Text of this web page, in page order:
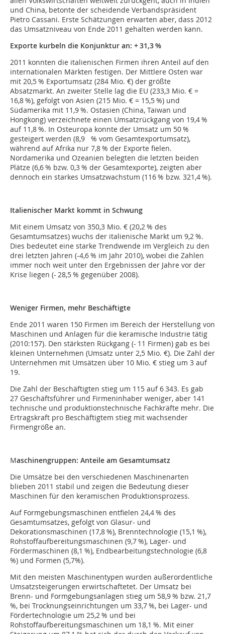
und China, betonte der scheidende Verbandspräsident
Pietro Cassani. Erste Schätzungen erwarten aber, dass 2012
das Umsatzniveau von Ende 2011 gehalten werden kann.
Exporte kurbeln die Konjunktur an: + 31,3 %
2011 konnten die italienischen Firmen ihren Anteil auf den
internationalen Märkten festigen. Der Mittlere Osten war
mit 20,5 % Exportumsatz (284 Mio. €) der größte
Absatzmarkt. An zweiter Stelle lag die EU (233,3 Mio. € =
16,8 %), gefolgt von Asien (215 Mio. € = 15,5 %) und
Südamerika mit 11,9 %. ­Ostasien (­China, Taiwan und
Hongkong) verzeichnete einen Umsatzrückgang von 19,4 %
auf 11,8 %. In Osteuropa konnte der Umsatz um 50 %
gesteigert werden (8,9 % vom Gesamtexportumsatz),
während auf Afrika nur 7,8 % der Exporte fielen.
Nordamerika und Ozeanien belegten die letzten beiden
Plätze (6,6 % bzw. 0,3 % der Gesamtexporte), zeigten aber
dennoch ein starkes Umsatzwachstum (116 % bzw. 321,4 %).
Italienischer Markt kommt in Schwung
Mit einem Umsatz von 350,3 Mio. € (20,2 % des
Gesamtumsatzes) wuchs der italienische Markt um 9,2 %.
Dies bedeutet eine starke Trendwende im Vergleich zu den
drei letzten Jahren (-4,6 % im Jahr 2010), wobei die Zahlen
immer noch weit unter den Ergebnissen der Jahre vor der
Krise liegen (- 28,5 % gegenüber 2008).
Weniger Firmen, mehr Beschäftigte
Ende 2011 waren 150 Firmen im Bereich der Herstellung von
Maschinen und Anlagen für die keramische Industrie tätig
(2010:157). Den stärksten Rückgang (- 11 Firmen) gab es bei
kleinen Unternehmen (Umsatz unter 2,5 Mio. €). Die Zahl der
Unternehmen mit Umsätzen über 10 Mio. € stieg um 3 auf
19.
Die Zahl der Beschäftigten stieg um 115 auf 6 343. Es gab
27 Geschäftsführer und Firmeninhaber weniger, aber 141
technische und produktionstechnische Fachkräfte mehr. Die
Ertragskraft pro Beschäftigtem stieg mit wachsender
Firmengröße an.
Maschinengruppen: ­Anteile am Gesamtumsatz
Die Umsätze bei den verschiedenen Maschinenarten
blieben 2011 stabil und zeigen die Bedeutung dieser
Maschinen für den keramischen Produktionsprozess.
Auf Formgebungsmaschinen entfielen 24,4 % des
Gesamtumsatzes, gefolgt von Glasur- und
Dekorationsmaschinen (17,8 %), Brenntechnologie (15,1 %),
Rohstoffaufbereitungsmaschinen (9,7 %), Lager- und
Fördermaschinen (8,1 %), Endbearbeitungstechnolo­gie (6,8
%) und Formen (5,7%).
Mit den meisten Maschinentypen wurden außerordentliche
Umsatzsteigerungen erwirtschaftetet. Der Umsatz bei
Brenn- und Formgebungsanlagen stieg um 58,9 % bzw. 21,7
%, bei Trocknungseinrichtungen um 33,7 %, bei Lager- und
Fördertechnologie um 25,2 % und bei
Rohstoffaufbereitungsmaschinen um 18,1 %. Mit einer